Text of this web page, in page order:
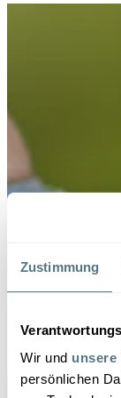
Zustimmung
Wir und unsere
persönlichen